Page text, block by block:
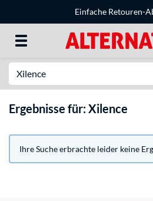
Einfache Retouren-
Ergebnisse für: Xilence
Ihre Suche erbrachte leider keine